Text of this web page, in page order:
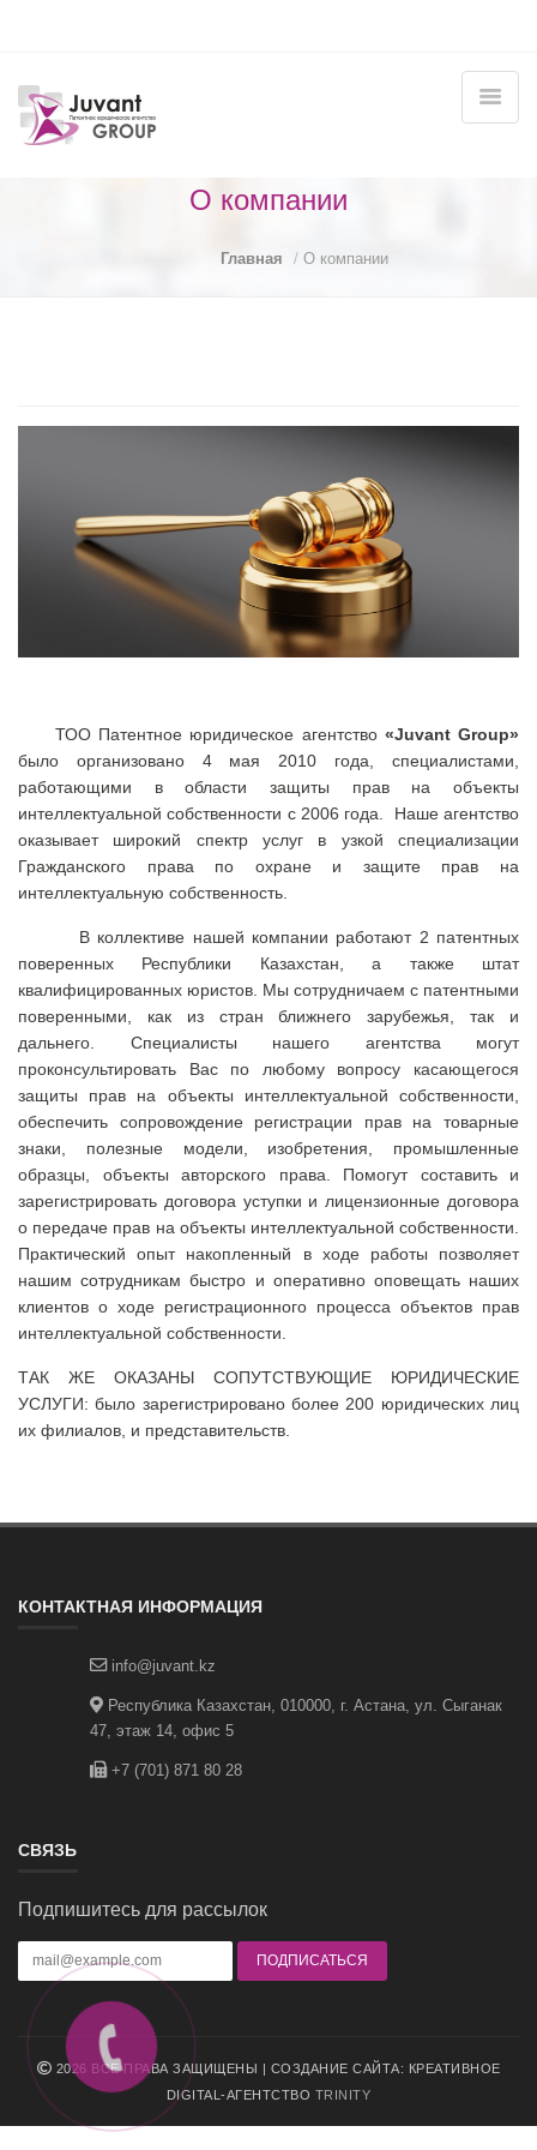
О компании
Главная О компании
ТОО Патентное юридическое агентство «Juvant Group»
было организовано 4 мая 2010 года, специалистами,
работающими в области защиты прав на объекты
интеллектуальной собственности с 2006 года. Наше агентство
оказывает широкий спектр услуг в узкой специализации
Гражданского права по охране и защите прав на
интеллектуальную собственность.
В коллективе нашей компании работают 2 патентных
поверенных Республики Казахстан, а также штат
квалифицированных юристов. Мы сотрудничаем с патентными
поверенными, как из стран ближнего зарубежья, так и
дальнего. Специалисты нашего агентства могут
проконсультировать Вас по любому вопросу касающегося
защиты прав на объекты интеллектуальной собственности,
обеспечить сопровождение регистрации прав на товарные
знаки, полезные модели, изобретения, промышленные
образцы, объекты авторского права. Помогут составить и
зарегистрировать договора уступки и лицензионные договора
о передаче прав на объекты интеллектуальной собственности.
Практический опыт накопленный в ходе работы позволяет
нашим сотрудникам быстро и оперативно оповещать наших
клиентов о ходе регистрационного процесса объектов прав
интеллектуальной собственности.
ТАК ЖЕ ОКАЗАНЫ СОПУТСТВУЮЩИЕ ЮРИДИЧЕСКИЕ
УСЛУГИ: было зарегистрировано более 200 юридических лиц
их филиалов, и представительств.
КОНТАКТНАЯ ИНФОРМАЦИЯ
info@juvant.kz
Республика Казахстан, 010000, г. Астана, ул. Сыганак
47, этаж 14, офис 5
+7 (701) 871 80 28
СВЯЗЬ
Подпишитесь для рассылок
2026 ВСЕ ПРАВА ЗАЩИЩЕНЫ | СОЗДАНИЕ САЙТА: КРЕАТИВНОЕ
DIGITAL-АГЕНТСТВО TRINITY